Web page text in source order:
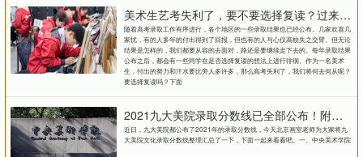
美术生艺考失利了，要不要选择复读？过来人提出这几点建议
随着高考录取工作有序进行，各个地区的一些录取结果也已经公布。几家欢喜几
家忧，有的人多年的付出得到了回报，但也有的人与心仪高校失之交臂。但无论
结果是怎样的，我们都要从容的去面对，路还是要继续走下去的。每年录取结果
公布之后，都会有一些同学在是否选择复读的想法上进行徘徊。作为一名美术
生，付出的努力和汗水要比旁人多许多，那么高考失利了，我们将何去何从呢？
要选择复读吗？下面
2021九大美院录取分数线已全部公布！附各大院校录取分数线汇总！
近日，九大美院都公布了2021年的录取分数线，今天北京画室老师为大家将九
大美院文化录取分数线整理汇总了一下，下面一起来看看吧。一、中央美术学院